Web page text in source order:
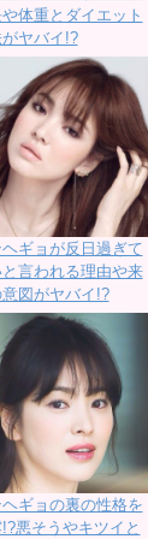
体重とダイエット
ヤバイ!?
ヘギョが反日過ぎて
言われる理由や来
意図がヤバイ!?
ヘギョの裏の性格を
悪そうやキツイと